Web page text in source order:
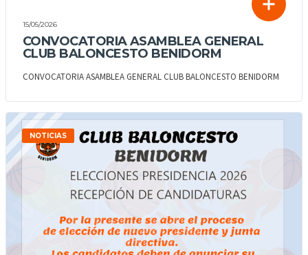
15/05/2026
CONVOCATORIA ASAMBLEA GENERAL
CLUB BALONCESTO BENIDORM
CONVOCATORIA ASAMBLEA GENERAL CLUB BALONCESTO BENIDORM
NOTICIAS